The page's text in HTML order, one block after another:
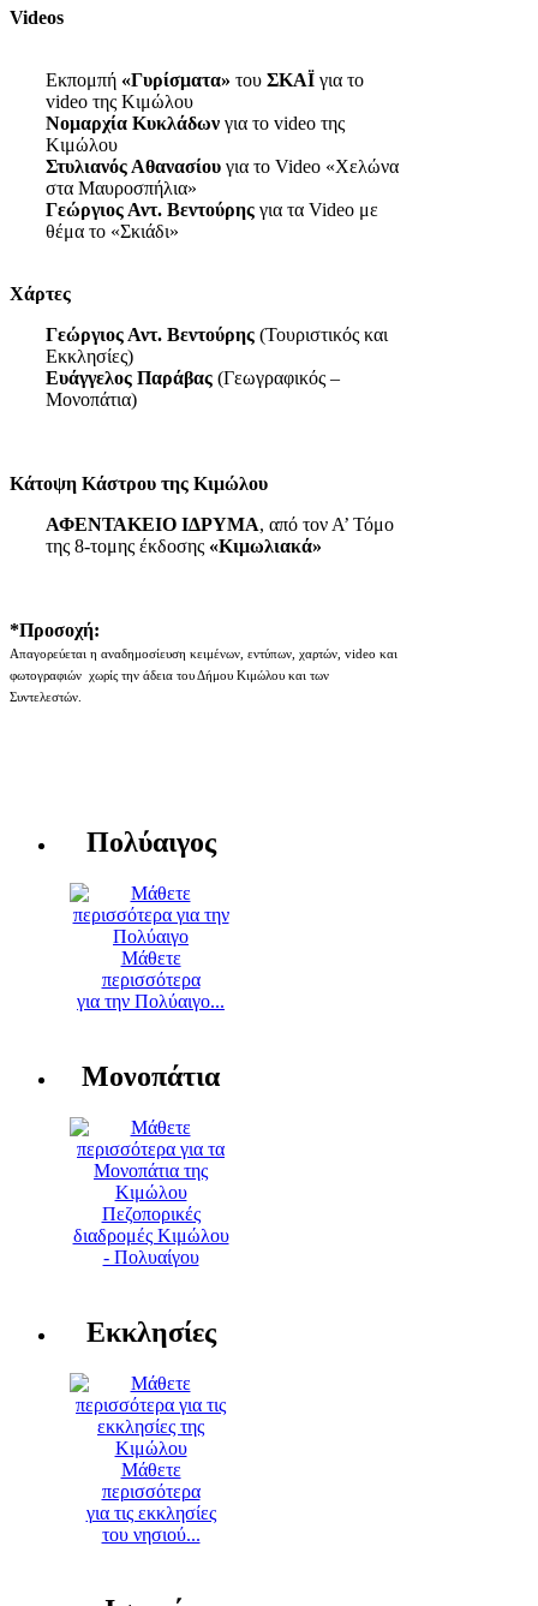
Videos
Εκπομπή «Γυρίσματα» του ΣΚΑΪ για το
video της Κιμώλου
Νομαρχία Κυκλάδων για το video της
Κιμώλου
Στυλιανός Αθανασίου για το Video «Χελώνα
στα Μαυροσπήλια»
Γεώργιος Αντ. Βεντούρης για τα Video με
θέμα το «Σκιάδι»
Χάρτες
Γεώργιος Αντ. Βεντούρης (Τουριστικός και
Εκκλησίες)
Ευάγγελος Παράβας (Γεωγραφικός –
Μονοπάτια)
Κάτοψη Κάστρου της Κιμώλου
ΑΦΕΝΤΑΚΕΙΟ ΙΔΡΥΜΑ, από τον Α’ Τόμο
της 8-τομης έκδοσης «Κιμωλιακά»
*Προσοχή:
Απαγορεύεται η αναδημοσίευση κειμένων, εντύπων, χαρτών, video και
φωτογραφιών χωρίς την άδεια του Δήμου Κιμώλου και των
Συντελεστών.
Πολύαιγος
Μάθετε
περισσότερα
για την Πολύαιγο...
Μονοπάτια
Πεζοπορικές
διαδρομές Κιμώλου
- Πολυαίγου
Εκκλησίες
Μάθετε
περισσότερα
για τις εκκλησίες
του νησιού...